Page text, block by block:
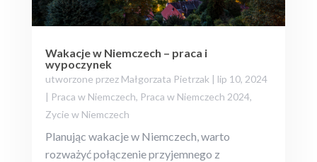
Wakacje w Niemczech – praca i
wypoczynek
utworzone przez Małgorzata Pietrzak | lip 10, 2024
| Praca w Niemczech, Praca w Niemczech 2024,
Zycie w Niemczech
Planując wakacje w Niemczech, warto
rozważyć połączenie przyjemnego z